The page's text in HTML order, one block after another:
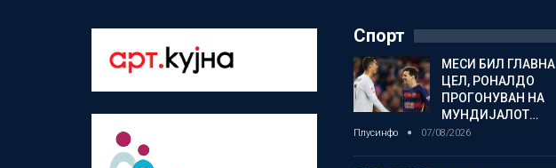
Спорт
МЕСИ БИЛ ГЛАВНА
ЦЕЛ, РОНАЛДО
ПРОГОНУВАН НА
МУНДИЈАЛОТ…
Плусинфо 07/08/2026